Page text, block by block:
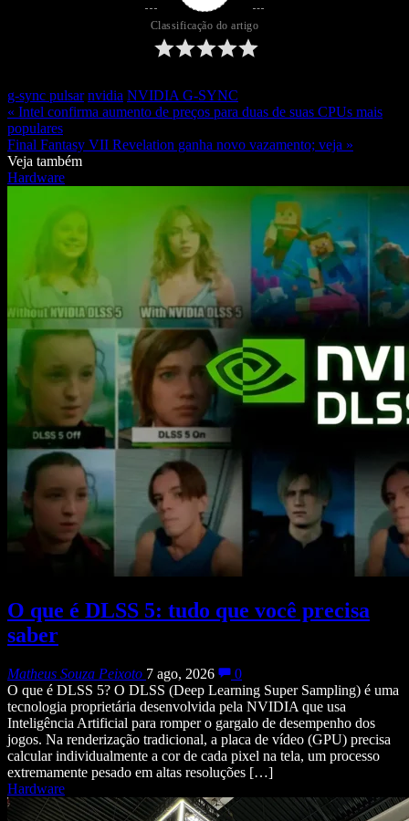
Classificação do artigo
g-sync pulsar nvidia NVIDIA G-SYNC
« Intel confirma aumento de preços para duas de suas CPUs mais
populares
Final Fantasy VII Revelation ganha novo vazamento; veja »
Veja também
Hardware
O que é DLSS 5: tudo que você precisa
saber
Matheus Souza Peixoto 7 ago, 2026
0
O que é DLSS 5? O DLSS (Deep Learning Super Sampling) é uma
tecnologia proprietária desenvolvida pela NVIDIA que usa
Inteligência Artificial para romper o gargalo de desempenho dos
jogos. Na renderização tradicional, a placa de vídeo (GPU) precisa
calcular individualmente a cor de cada pixel na tela, um processo
extremamente pesado em altas resoluções […]
Hardware